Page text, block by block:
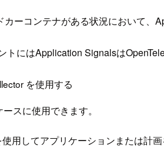
ーコンテナがある状況において、
トにはApplication Signalsは
を使用する
スに使用できます。
用してアプリケーションまたは計